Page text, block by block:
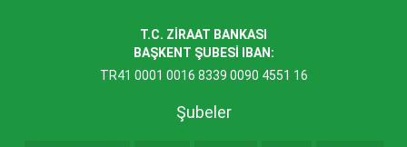
T.C. ZİRAAT BANKASI
BAŞKENT ŞUBESİ IBAN:
TR41 0001 0016 8339 0090 4551 16
Şubeler